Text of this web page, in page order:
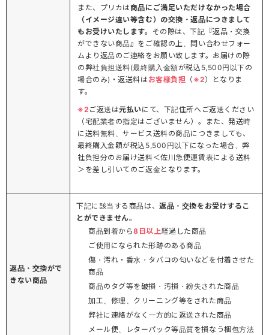
また、プリカは商品にご満足いただけなかった場合
（イメージ違い等含む）の交換・返品につきまして
もお受けいたします。 その際は、下記『返品・交換
ができない商品』をご確認の上、問い合わせフォー
ムより返品のご連絡をお願い致します。お届けの際
の弊社負担送料(最終購入金額が税込5,500円以下の
場合のみ)・返送料はお客様負担 （ ※2）となりま
す。
※2 ご返送は元払いにて、下記住所へご返送ください
（宅配業者の指定はございません）。また、発送時
に送料無料、サービス送料の商品につきましても、
最終購入金額が税込5,500円以下になった場合、弊
社負担分のお届け送料＜佐川急便運賃表による送料
＞を差し引いてのご返金となります。
返品・交換がで
きない商品
下記に該当する商品は、返品・交換をお受けするこ
とができません。
商品到着から8日以上経過した商品
ご使用になられた形跡のある商品
傷・汚れ・香水・タバコの匂いなどを付着させた
商品
商品のタグ等を破損・汚損・紛失された商品
加工、修理、クリーニング等をされた商品
弊社に連絡がなく一方的に返送された商品
メール便、レターパック等品質を損なう梱包方法